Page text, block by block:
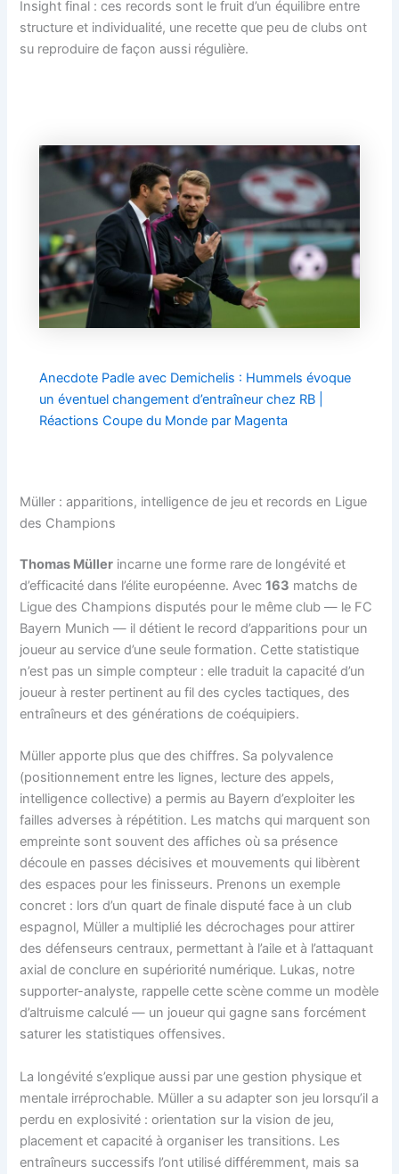
Insight final : ces records sont le fruit d’un équilibre entre
structure et individualité, une recette que peu de clubs ont
su reproduire de façon aussi régulière.
Anecdote Padle avec Demichelis : Hummels évoque
un éventuel changement d’entraîneur chez RB |
Réactions Coupe du Monde par Magenta
Müller : apparitions, intelligence de jeu et records en Ligue
des Champions
Thomas Müller incarne une forme rare de longévité et
d’efficacité dans l’élite européenne. Avec163 matchs de
Ligue des Champions disputés pour le même club — le FC
Bayern Munich — il détient le record d’apparitions pour un
joueur au service d’une seule formation. Cette statistique
n’est pas un simple compteur : elle traduit la capacité d’un
joueur à rester pertinent au fil des cycles tactiques, des
entraîneurs et des générations de coéquipiers.
Müller apporte plus que des chiffres. Sa polyvalence
(positionnement entre les lignes, lecture des appels,
intelligence collective) a permis au Bayern d’exploiter les
failles adverses à répétition. Les matchs qui marquent son
empreinte sont souvent des affiches où sa présence
découle en passes décisives et mouvements qui libèrent
des espaces pour les finisseurs. Prenons un exemple
concret : lors d’un quart de finale disputé face à un club
espagnol, Müller a multiplié les décrochages pour attirer
des défenseurs centraux, permettant à l’aile et à l’attaquant
axial de conclure en supériorité numérique. Lukas, notre
supporter-analyste, rappelle cette scène comme un modèle
d’altruisme calculé — un joueur qui gagne sans forcément
saturer les statistiques offensives.
La longévité s’explique aussi par une gestion physique et
mentale irréprochable. Müller a su adapter son jeu lorsqu’il a
perdu en explosivité : orientation sur la vision de jeu,
placement et capacité à organiser les transitions. Les
entraîneurs successifs l’ont utilisé différemment, mais sa